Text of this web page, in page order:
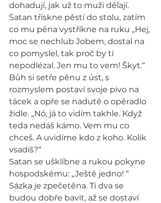
dohadují, jak už to muži dělají.
Satan třískne pěstí do stolu, zatím
co mu pěna vystříkne na ruku „Hej,
moc se nechlub Jobem, dostal na
co pomyslel, tak proč by ti
nepodlézal. Jen mu to vem! Škyt.“
Bůh si setře pěnu z úst, s
rozmyslem postaví svoje pivo na
tácek a opře se nadutě o opěradlo
židle. „Nó, já to vidím takhle. Když
teda nedáš kámo. Vem mu co
chceš. A uvidíme kdo z koho. Kolik
vsadíš?“
Satan se ušklíbne a rukou pokyne
hospodskému: „Ještě jedno! “
Sázka je zpečetěna. Ti dva se
budou dobře bavit, až se dostaví